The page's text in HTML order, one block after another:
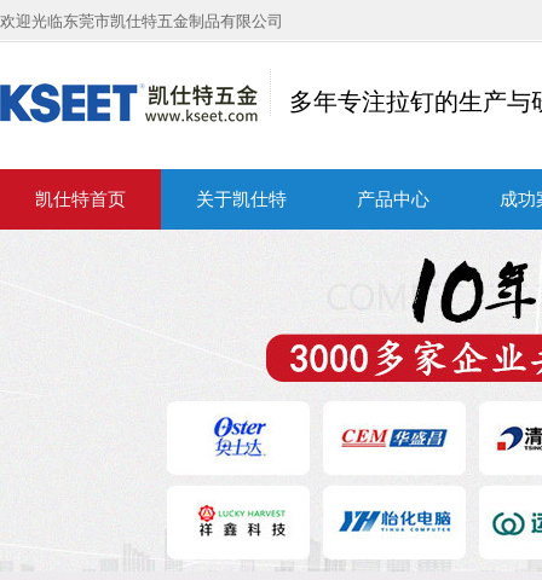
欢迎光临东莞市凯仕特五金制品有限公司
多年专注拉钉的生产与
凯仕特首页 关于凯仕特 产品中心 成功